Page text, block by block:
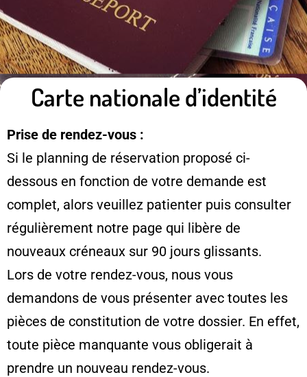
Carte nationale d’identité
Prise de rendez-vous :
Si le planning de réservation proposé ci-
dessous en fonction de votre demande est
complet, alors veuillez patienter puis consulter
régulièrement notre page qui libère de
nouveaux créneaux sur 90 jours glissants.
Lors de votre rendez-vous, nous vous
demandons de vous présenter avec toutes les
pièces de constitution de votre dossier. En effet,
toute pièce manquante vous obligerait à
prendre un nouveau rendez-vous.